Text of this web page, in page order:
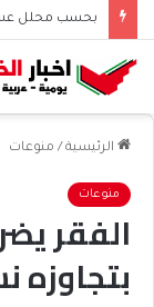
الرئيسية / منوعات
منوعات
الفقر
بتجاوزه